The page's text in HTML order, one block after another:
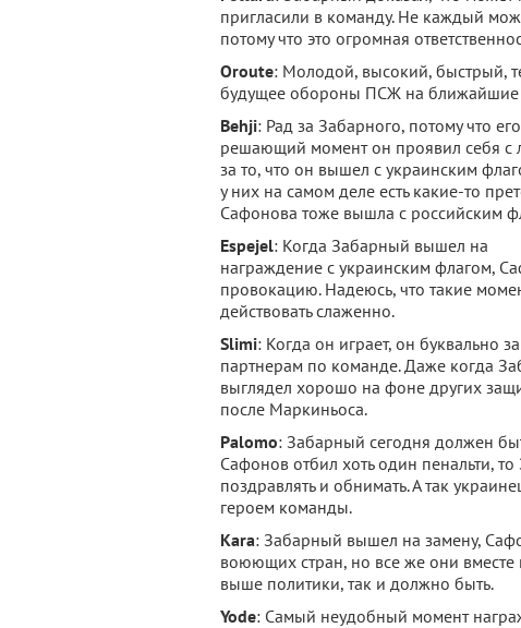
пригласили в команду. Не каждый
потому что это огромная
Oroute: Молодой, высокий, быстрый,
будущее обороны ПСЖ на ближайшие
Behji: Рад за Забарного, потому что
решающий момент он проявил себя с
за то, что он вышел с украинским
у них на самом деле есть какие-то
Сафонова тоже вышла с российским
Espejel: Когда Забарный вышел на
награждение с украинским флагом,
провокацию. Надеюсь, что такие
действовать слаженно.
Slimi: Когда он играет, он буквально
партнерам по команде. Даже когда
выглядел хорошо на фоне других
после Маркиньоса.
Palomo: Забарный сегодня должен
Сафонов отбил хоть один пенальти,
поздравлять и обнимать. А так
героем команды.
Kara: Забарный вышел на замену,
воюющих стран, но все же они
выше политики, так и должно быть.
Yode: Самый неудобный момент